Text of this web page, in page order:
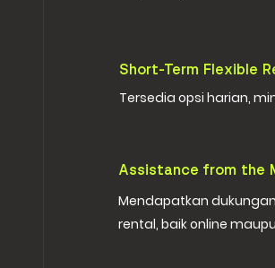
Short-Term Flexible
Tersedia opsi harian,
Assistance from the
Mendapatkan
rental, baik online